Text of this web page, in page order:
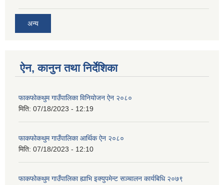
अन्य
ऐन, कानुन तथा निर्देशिका
फाकफोकथुम गाउँपालिका विनियोजन ऐन २०८०
मिति: 07/18/2023 - 12:19
फाकफोकथुम गाउँपालिका आर्थिक ऐन २०८०
मिति: 07/18/2023 - 12:10
फाकफोकथुम गाउँपालिका ह्याभि इक्युपमेन्ट सञ्चालन कार्यबिधि २०७९